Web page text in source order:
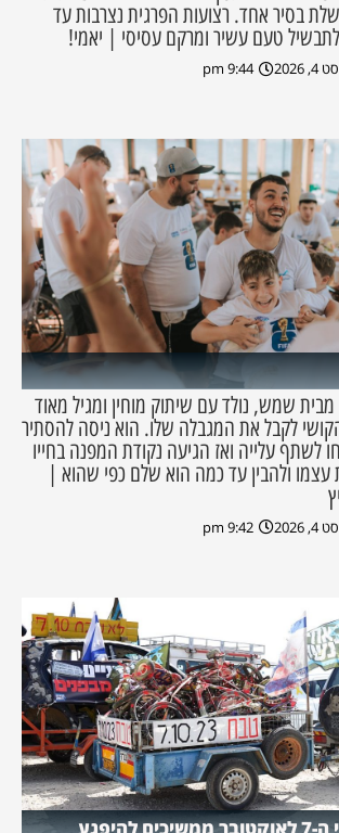
בסיר אחד. רצועות הפרגית נצרבות עד
טעם עשיר ומרקם עסיסי | יאמי!
2026
9:44 pm
אליהו (בן 10) מבית שמש, נולד עם שיתוק מוחין ומגיל מאוד
לקבל את המגבלה שלו. הוא ניסה להסתיר
לשתף עלייה ואז הגיעה נקודת המפנה בחייו
ולהבין עד כמה הוא שלם כפי שהוא |
2026
9:42 pm